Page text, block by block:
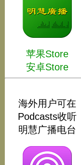
苹果Store
安卓Store
海外用户可在
Podcasts收听
明慧广播电台